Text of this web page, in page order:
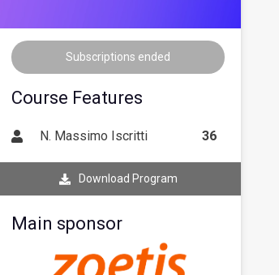
Subscriptions ended
Course Features
N. Massimo Iscritti 36
Download Program
Main sponsor